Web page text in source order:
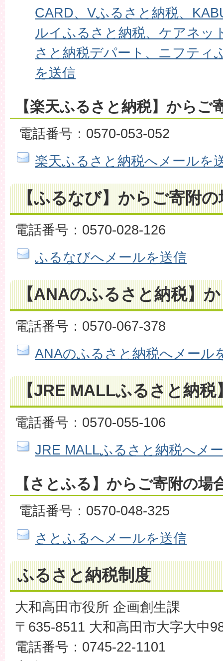
CARD、Vふるさと納税、
ルイふるさと納税、ケアネッ
さと納税デパート、ニフティ
を送信
【楽天ふるさと納税】からご
電話番号：0570-053-052
楽天ふるさと納税へメールを
【ふるなび】からご寄附
電話番号：0570-028-126
ふるなびへメールを送信
【ANAのふるさと納税】
電話番号：0570-067-378
ANAのふるさと納税へメール
【JRE MALLふるさと納税
電話番号：0570-055-106
JRE MALLふるさと納税へメ
【さとふる】からご寄附の場
電話番号：0570-048-325
さとふるへメールを送信
ふるさと納税制度
大和高田市役所 企画創生課
〒635-8511 大和高田市大字大中
電話番号：0745-22-1101